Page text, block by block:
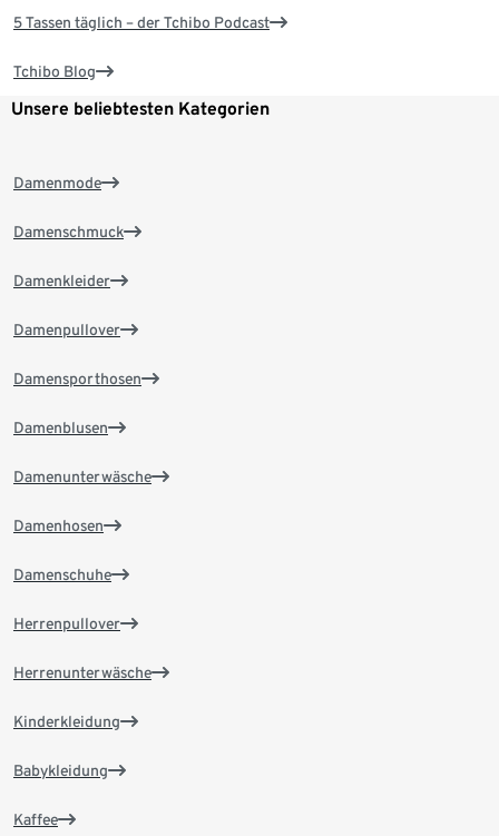
5 Tassen täglich – der Tchibo Podcast
Tchibo Blog
Unsere beliebtesten Kategorien
Damenmode
Damenschmuck
Damenkleider
Damenpullover
Damensporthosen
Damenblusen
Damenunterwäsche
Damenhosen
Damenschuhe
Herrenpullover
Herrenunterwäsche
Kinderkleidung
Babykleidung
Kaffee